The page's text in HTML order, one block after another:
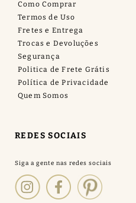
Como Comprar
Termos de Uso
Fretes e Entrega
Trocas e Devoluções
Segurança
Politica de Frete Grátis
Política de Privacidade
Quem Somos
REDES SOCIAIS